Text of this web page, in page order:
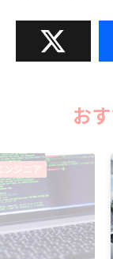
お
ンジニア